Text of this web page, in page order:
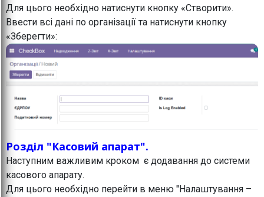
Для цього необхідно натиснути кнопку «Створити».
Ввести всі дані по організації та натиснути кнопку
«Зберегти»:
Розділ "Касовий апарат".
Наступним важливим кроком є додавання до системи
касового апарату.
Для цього необхідно перейти в меню "Налаштування –